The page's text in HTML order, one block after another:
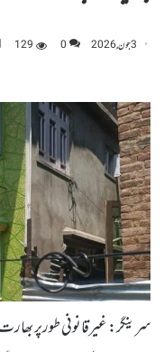
3 جون, 2026 0
129
سرینگر: غیرقانونی طورپر